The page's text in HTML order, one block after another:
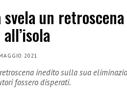
svela un
2021
inedito sulla sua
fossero disperati.